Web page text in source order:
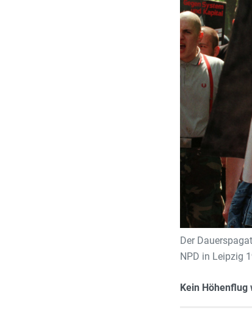
Der
NPD in Leipzig
Kein Höhenflug